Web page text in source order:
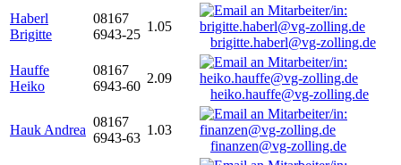
Haberl
Brigitte
08167
6943-25
1.05
brigitte.haberl@vg-zolling.de
Hauffe
Heiko
08167
6943-60
2.09
heiko.hauffe@vg-zolling.de
Hauk Andrea
08167
6943-63
1.03
finanzen@vg-zolling.de